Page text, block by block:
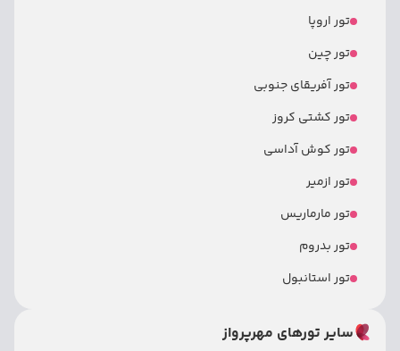
تور اروپا
تور چین
تور آفریقای جنوبی
تور کشتی کروز
تور کوش آداسی
تور ازمیر
تور مارماریس
تور بدروم
تور استانبول
سایر تورهای مهرپرواز